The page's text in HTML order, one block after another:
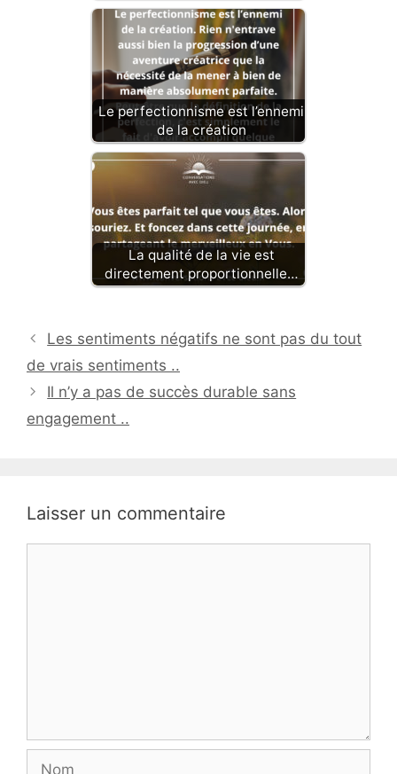
Le perfectionnisme est l’ennemi
de la création
La qualité de la vie est
directement proportionnelle…
Les sentiments négatifs ne sont pas du tout
de vrais sentiments ..
Il n’y a pas de succès durable sans
engagement ..
Laisser un commentaire